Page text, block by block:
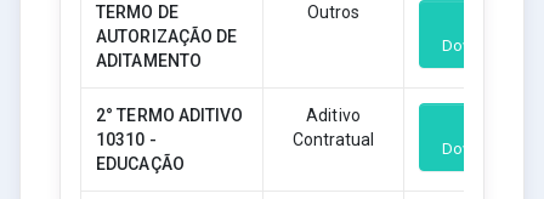
TERMO DE
AUTORIZAÇÃO DE
ADITAMENTO
Outros
Download
2° TERMO ADITIVO
10310 -
EDUCAÇÃO
Aditivo
Contratual
Download